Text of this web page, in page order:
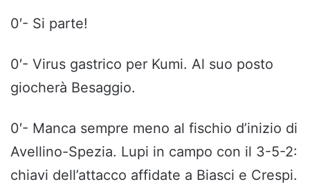
0′- Si parte!
0′- Virus gastrico per Kumi. Al suo posto
giocherà Besaggio.
0′- Manca sempre meno al fischio d’inizio di
Avellino-Spezia. Lupi in campo con il 3-5-2:
chiavi dell’attacco affidate a Biasci e Crespi.